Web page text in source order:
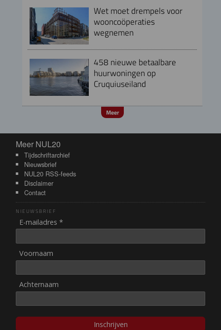
Wet moet drempels voor
wooncoöperaties
wegnemen
458 nieuwe betaalbare
huurwoningen op
Cruquiuseiland
Meer
Meer NUL20
Meer NUL20
Tijdschriftarchief
Nieuwsbrief
NUL20 RSS-feeds
Disclaimer
Contact
NIEUWSBRIEF
E-mailadres *
Voornaam
Achternaam
Inschrijven